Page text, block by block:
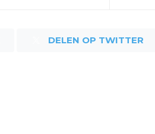
DELEN OP TWITTER